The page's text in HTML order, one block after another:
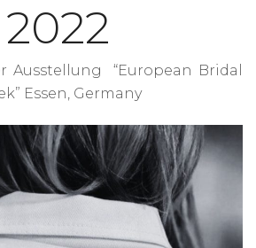
2022
Ausstellung “European Bridal
Essen, Germany